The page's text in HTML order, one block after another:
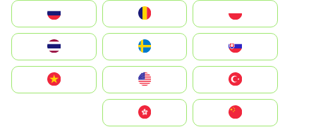
România
Slovensko
United States
Vietnam